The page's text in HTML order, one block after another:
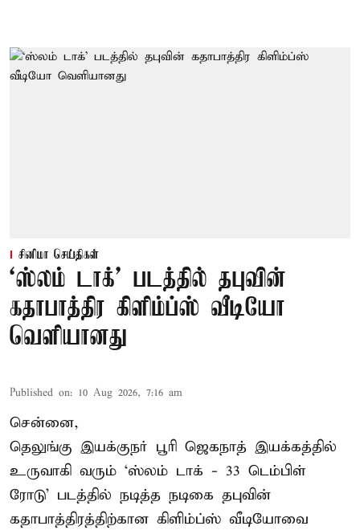
சினிமா செய்திகள்
‘ஸ்லம் டாக்’ படத்தில் தபுவின்
கதாபாத்திர கிளிம்ப்ஸ் வீடியோ
வெளியானது
Published on: 10 Aug 2026, 7:16 am
சென்னை,
தெலுங்கு இயக்குநர் பூரி ஜெகநாத் இயக்கத்தில்
உருவாகி வரும் ‘ஸ்லம் டாக் - 33 டெம்பிள்
ரோடு’ படத்தில் நடித்த நடிகை தபுவின்
கதாபாத்திரத்திற்கான கிளிம்ப்ஸ் வீடியோவை